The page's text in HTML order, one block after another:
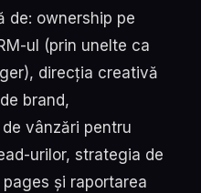
de: ownership pe
ul (prin unelte ca
direcția creativă
brand,
vânzări pentru
urilor, strategia de
și raportarea